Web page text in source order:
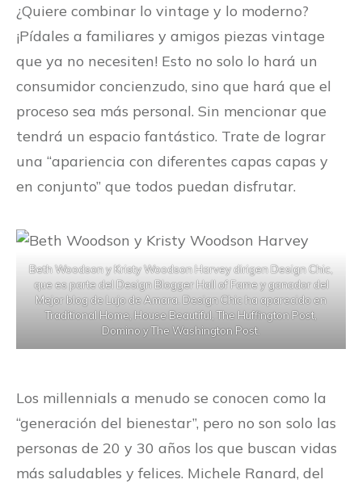
¿Quiere combinar lo vintage y lo moderno?
¡Pídales a familiares y amigos piezas vintage
que ya no necesiten! Esto no solo lo hará un
consumidor concienzudo, sino que hará que el
proceso sea más personal. Sin mencionar que
tendrá un espacio fantástico. Trate de lograr
una “apariencia con diferentes capas capas y
en conjunto” que todos puedan disfrutar.
Beth Woodson y Kristy Woodson Harvey dirigen Design Chic,
que es parte del Design Blogger Hall of Fame y ganador del
Mejor blog de Lujo de Amara. Design Chic ha aparecido en
Traditional Home, House Beautiful, The Huffington Post,
Domino y The Washington Post.
Los millennials a menudo se conocen como la
“generación del bienestar”, pero no son solo las
personas de 20 y 30 años los que buscan vidas
más saludables y felices. Michele Ranard, del